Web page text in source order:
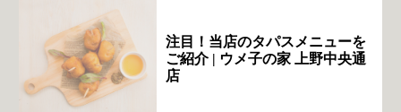
注目！当店のタパスメニューを
ご紹介 | ウメ子の家 上野中央通
店